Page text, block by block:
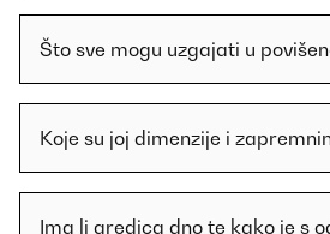
Što sve mogu uzgajati u
Koje su joj dimenzije i
Ima li gredica dno te kako je s